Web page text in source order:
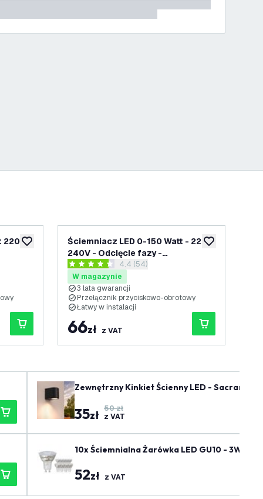
dodaj do listy życzeń
220-
dodaj do listy
Ściemniacz LED 0-150 Watt - 220-
240V - Odcięcie fazy -
Uniwersalny - Kompletny
otwórz panel recenzji
4.4 Gwiazdki oceny
4.4 (54)
W magazynie
3 lata gwarancji
Przełącznik przyciskowo-obrotowy
Łatwy w instalacji
66zł z VAT
Zewnętrzny Kinkiet Ścienny LED -
35zł 50 zł
z VAT
10x Ściemnialna Żarówka LED GU10 - 3W -
52zł z VAT